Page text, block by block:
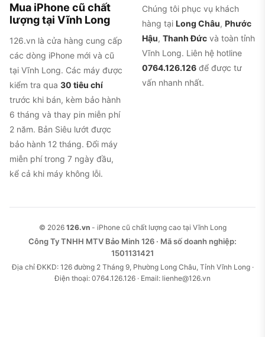
Mua iPhone cũ chất
lượng tại Vĩnh Long
126.vn là cửa hàng cung cấp
các dòng iPhone mới và cũ
tại Vĩnh Long. Các máy được
kiểm tra qua 30 tiêu chí
trước khi bán, kèm bảo hành
6 tháng và thay pin miễn phí
2 năm. Bản Siêu lướt được
bảo hành 12 tháng. Đổi máy
miễn phí trong 7 ngày đầu,
kể cả khi máy không lỗi.
Chúng tôi phục vụ khách
hàng tại Long Châu, Phước
Hậu, Thanh Đức và toàn tỉnh
Vĩnh Long. Liên hệ hotline
0764.126.126 để được tư
vấn nhanh nhất.
© 2026 126.vn- iPhone cũ chất lượng cao tại Vĩnh Long
Công Ty TNHH MTV Bảo Minh 126 · Mã số doanh nghiệp:
1501131421
Địa chỉ ĐKKD: 126 đường 2 Tháng 9, Phường Long Châu, Tỉnh Vĩnh Long ·
Điện thoại: 0764.126.126 · Email: lienhe@126.vn